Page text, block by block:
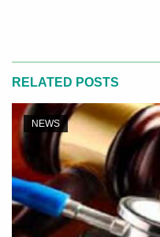
RELATED POSTS
NEWS